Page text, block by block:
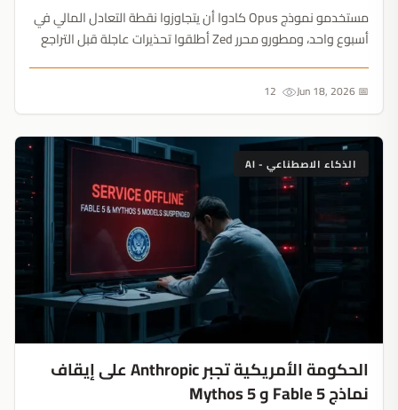
مستخدمو نموذج Opus كادوا أن يتجاوزوا نقطة التعادل المالي في
أسبوع واحد، ومطورو محرر Zed أطلقوا تحذيرات عاجلة قبل التراجع
📅 Jun 18, 2026
الذكاء الاصطناعي - AI
الحكومة الأمريكية تجبر Anthropic على إيقاف
نماذج Fable 5 و Mythos 5